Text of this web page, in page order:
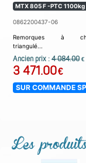
MTX 805 F -PTC 1100kg
0862200437-06
Remorques à
triangulé...
Ancien prix : 4 084.00 €
3 471.00€
SUR COMMANDE
Les